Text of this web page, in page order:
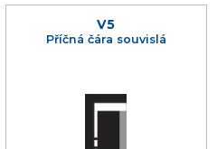
V5
Příčná čára souvislá